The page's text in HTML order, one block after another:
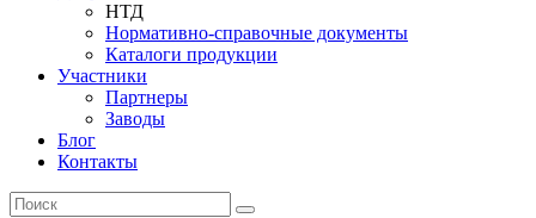
НТД
Нормативно-справочные документы
Каталоги продукции
Участники
Партнеры
Заводы
Блог
Контакты